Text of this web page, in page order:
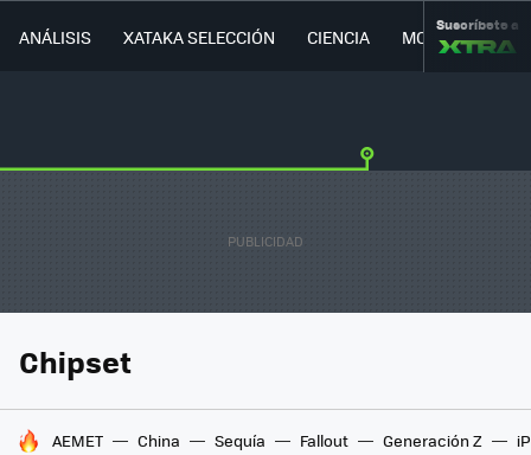
ANÁLISIS XATAKA SELECCIÓN CIENCIA MOVILIDAD
Suscríbete a
Chipset
HOY SE HABLA DE
AEMET China Sequía Fallout Generación Z